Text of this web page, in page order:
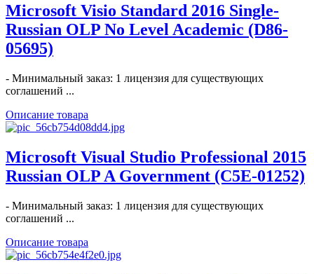
Microsoft Visio Standard 2016 Single-
Russian OLP No Level Academic (D86-
05695)
- Минимальный заказ: 1 лицензия для существующих
соглашений ...
Описание товара
Microsoft Visual Studio Professional 2015
Russian OLP A Government (C5E-01252)
- Минимальный заказ: 1 лицензия для существующих
соглашений ...
Описание товара